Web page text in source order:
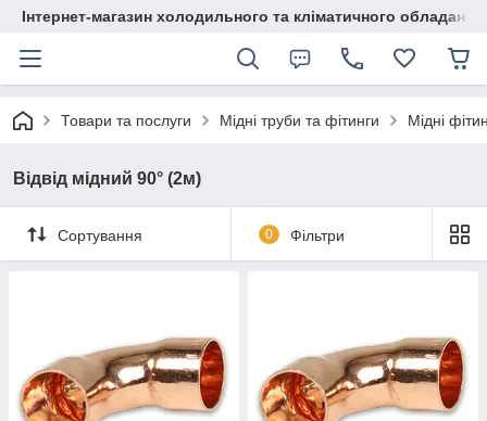
Інтернет-магазин холодильного та кліматичного обладання
Товари та послуги Мідні труби та фітинги Мідні
Відвід мідний 90° (2м)
Сортування 0 Фільтри